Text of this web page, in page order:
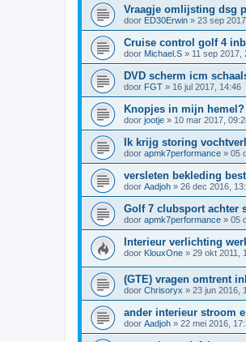
Vraagje omlijsting dsg
door ED30Erwin » 23 sep
Cruise control golf 4
door Michael.S » 11 sep 2017,
DVD scherm icm
door FGT » 16 jul 2017, 14:46
Knopjes in mijn hemel?
door jootje » 10 mar 2017,
Ik krijg storing
door apmk7performance » 05
versleten bekleding
door Aadjoh » 26 dec 2016,
Golf 7 clubsport achter
door apmk7performance » 05
Interieur verlichting
door KlouxOne » 29 okt 2011,
(GTE) vragen omtrent
door Chrisoryx » 23 jun 2016,
ander interieur stroom
door Aadjoh » 22 mei 2016,